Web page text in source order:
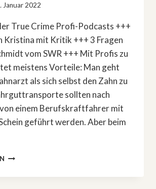
Januar 2022
True Crime Profi-Podcasts +++
Kristina mit Kritik +++ 3 Fragen
vom SWR +++ Mit Profis zu
meistens Vorteile: Man geht
als sich selbst den Zahn zu
sollten nach
einem Berufskraftfahrer mit
geführt werden. Aber beim
EINMAL
PROFIS